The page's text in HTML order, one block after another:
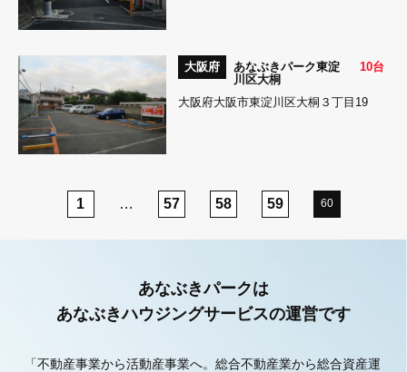
大阪府
あなぶきパーク東淀
川区大桐
10台
大阪府大阪市東淀川区大桐３丁目19
1 … 57 58 59 60
あなぶきパークは
あなぶきハウジングサービスの運営です
「不動産事業から活動産事業へ。総合不動産業から総合資産運